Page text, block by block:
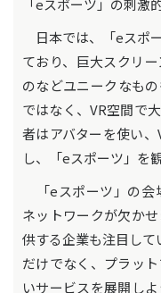
「eスポーツ」の刺激
日本では、「eスポ
ており、巨大スクリ
のなどユニークなも
ではなく、VR空間で
者はアバターを使い
し、「eスポーツ」を
「eスポーツ」の会
ネットワークが欠か
供する企業も注目し
だけでなく、プラッ
いサービスを展開し